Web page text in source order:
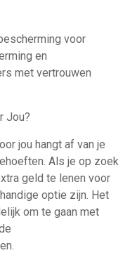
voor
en
met vertrouwen
Jou?
jou hangt af van je
Als je op zoek
geld te lenen voor
optie zijn. Het
om te gaan met